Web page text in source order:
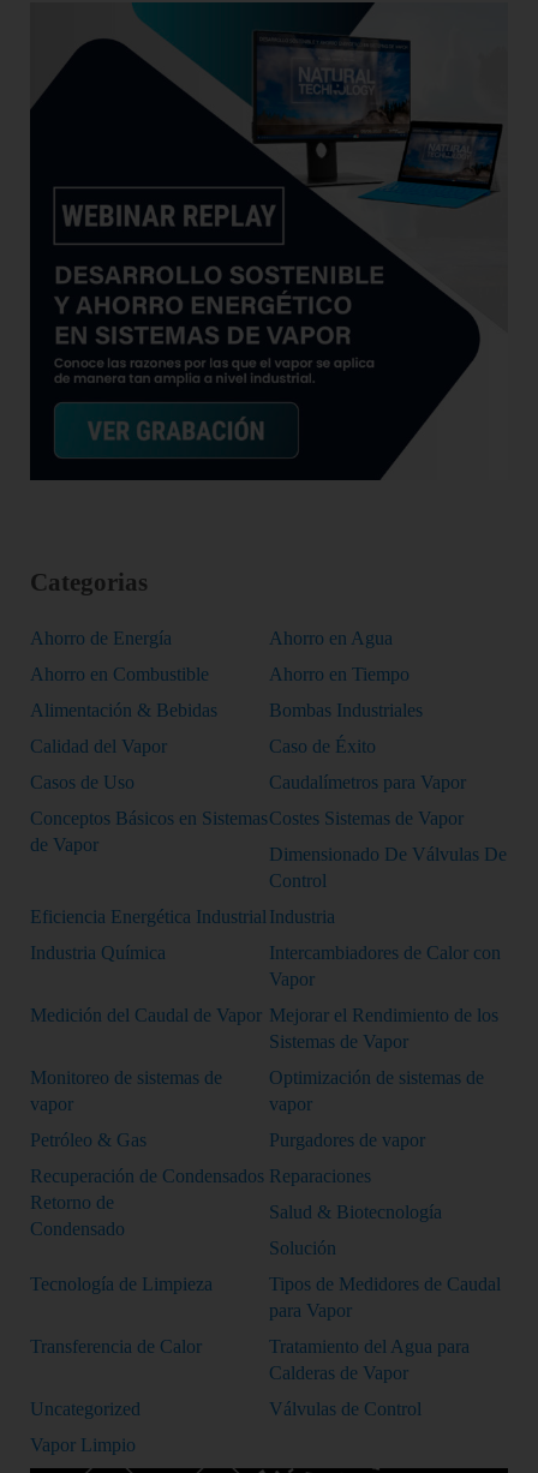
Categorias
Ahorro de Energía
Ahorro en Agua
Ahorro en Combustible
Ahorro en Tiempo
Alimentación & Bebidas
Bombas Industriales
Calidad del Vapor
Caso de Éxito
Casos de Uso
Caudalímetros para Vapor
Conceptos Básicos en Sistemas
de Vapor
Costes Sistemas de Vapor
Dimensionado De Válvulas De
Control
Eficiencia Energética Industrial Industria
Industria Química
Intercambiadores de Calor con
Vapor
Medición del Caudal de Vapor Mejorar el Rendimiento de los
Sistemas de Vapor
Monitoreo de sistemas de
vapor
Optimización de sistemas de
vapor
Petróleo & Gas
Purgadores de vapor
Recuperación de Condensados
Retorno de
Condensado
Reparaciones
Salud & Biotecnología
Solución
Tecnología de Limpieza
Tipos de Medidores de Caudal
para Vapor
Transferencia de Calor
Tratamiento del Agua para
Calderas de Vapor
Uncategorized
Válvulas de Control
Vapor Limpio